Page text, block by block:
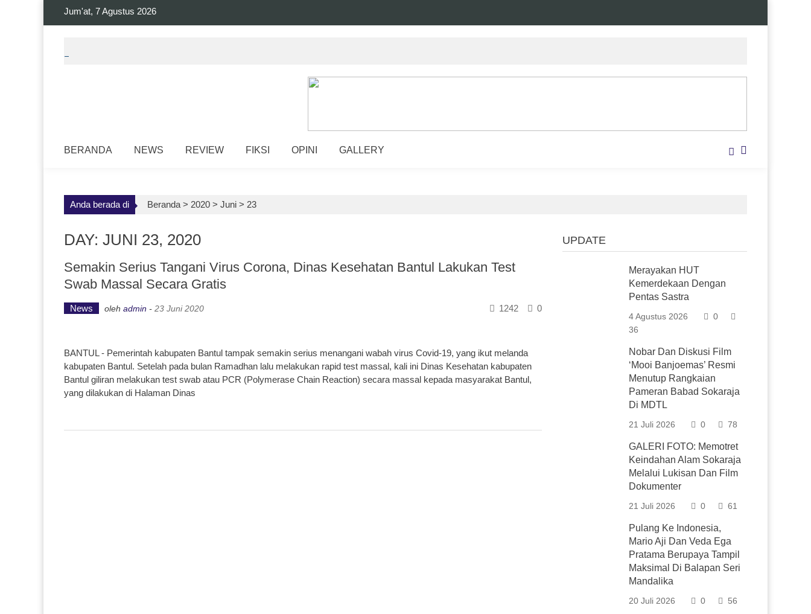
Jum'at, 7 Agustus 2026
BERANDA NEWS REVIEW FIKSI OPINI GALLERY
Anda berada di Beranda > 2020 > Juni > 23
DAY: JUNI 23, 2020
Semakin Serius Tangani Virus Corona, Dinas Kesehatan Bantul Lakukan Test
Swab Massal Secara Gratis
News oleh admin - 23 Juni 2020 0
1242
BANTUL - Pemerintah kabupaten Bantul tampak semakin serius menangani wabah virus Covid-19, yang ikut melanda
kabupaten Bantul. Setelah pada bulan Ramadhan lalu melakukan rapid test massal, kali ini Dinas Kesehatan kabupaten
Bantul giliran melakukan test swab atau PCR (Polymerase Chain Reaction) secara massal kepada masyarakat Bantul,
yang dilakukan di Halaman Dinas
UPDATE
Merayakan HUT
Kemerdekaan Dengan
Pentas Sastra
4 Agustus 2026
0
36
Nobar Dan Diskusi Film
‘Mooi Banjoemas’ Resmi
Menutup Rangkaian
Pameran Babad Sokaraja
Di MDTL
21 Juli 2026 0 78
GALERI FOTO: Memotret
Keindahan Alam Sokaraja
Melalui Lukisan Dan Film
Dokumenter
21 Juli 2026 0 61
Pulang Ke Indonesia,
Mario Aji Dan Veda Ega
Pratama Berupaya Tampil
Maksimal Di Balapan Seri
Mandalika
20 Juli 2026 0 56